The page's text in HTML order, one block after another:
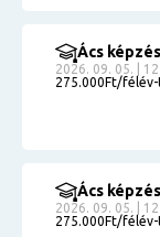
Ács
2026. 09. 05. |
275.000Ft/
Ács
2026. 09. 05. |
275.000Ft/